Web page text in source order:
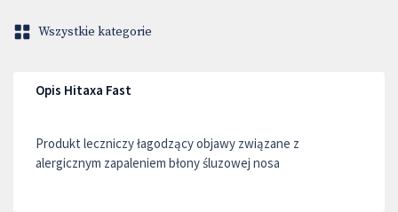
Wszystkie kategorie
Opis Hitaxa Fast
Produkt leczniczy łagodzący objawy związane z
alergicznym zapaleniem błony śluzowej nosa